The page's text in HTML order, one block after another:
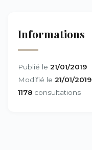
Informations
Publié le 21/01/2019
Modifié le 21/01/2019
1178 consultations